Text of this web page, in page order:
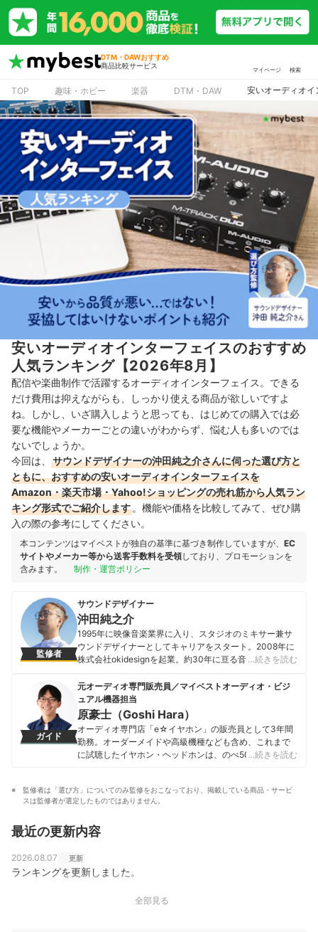
DTM・DAWおすすめ
商品比較サービス
マイページ 検索
TOP 趣味・ホビー 楽器 DTM・DAW 安いオーディオ
安いオーディオインターフェイスのおすすめ
人気ランキング【2026年8月】
配信や楽曲制作で活躍するオーディオインターフェイス。できる
だけ費用は抑えながらも、しっかり使える商品が欲しいですよ
ね。しかし、いざ購入しようと思っても、はじめての購入では必
要な機能やメーカーごとの違いがわからず、悩む人も多いのでは
ないでしょうか。
今回は、
サウンドデザイナーの沖田純之介さんに伺った選び方と
ともに、おすすめの安いオーディオインターフェイスを
Amazon・楽天市場・Yahoo!ショッピングの売れ筋から人気ラン
キング形式でご紹介します 。機能や価格を比較してみて、ぜひ購
入の際の参考にしてください。
本コンテンツはマイベストが独自の基準に基づき制作していますが、 EC
サイトやメーカー等から送客手数料を受領しており、プロモーションを
含みます。
制作・運営ポリシー
監修者
サウンドデザイナー
沖田純之介
1995年に映像音楽業界に入り、スタジオのミキサー兼サ
ウンドデザイナーとしてキャリアをスタート。2008年に
株式会社okidesignを起業。約30年に亘る音響機材やデジ
立てたいと考えており、マイベストでは2022年からヘッ
ドホン・イヤホン・スピーカーなどオーディオ製品の検
証に20回以上参画・監修してきた。 最近自腹で購入して
良かったデバイスは、Beats Solo 4、AirPods Pro 2な
ど。使っているスピーカーはB&W805D2、ヘッドホンは
AustrianAudioのHi-X15。 サウンドデザイナーとして
は、音楽や効果音制作・ミックス・マスタリング・ライ
ており、広告やミュージックビデオは2000本以上を担当
し、映画は海外含め多数の受賞歴あり。9.1.6chサウンド
ャンピングカーを改造した録音機材車も所有。施設音響
や電気自動車の音も制作。常に最新のオーディオ・音楽
いる。
沖田純之介のプロフィール
…続きを読む
ガイド
元オーディオ専門販売員／マイベストオーディオ・ビジ
ュアル機器担当
原豪士（Goshi Hara）
オーディオ専門店「e☆イヤホン」の販売員として3年間
勤務。オーダーメイドや高級機種なども含め、これまで
に試聴したイヤホン・ヘッドホンは、のべ500種類を超
持っている。 その後、2023年にmybestへ入社し、豊富
な知識を活かしてオーディオ・ビジュアル機器のガイド
ットーに、ユーザーに寄り添った企画・コンテンツ制作
…続きを読む
監修者は「選び方」についてのみ監修をおこなっており、掲載している商品・サービ
スは監修者が選定したものではありません。
最近の更新内容
2026.08.07 更新
ランキングを更新しました。
全部見る